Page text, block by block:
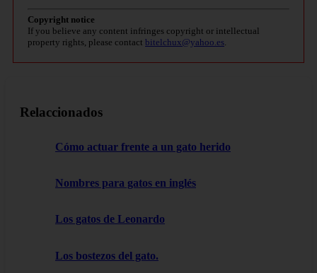
Copyright notice
If you believe any content infringes copyright or intellectual
property rights, please contact bitelchux@yahoo.es.
Relaccionados
Cómo actuar frente a un gato herido
Nombres para gatos en inglés
Los gatos de Leonardo
Los bostezos del gato.